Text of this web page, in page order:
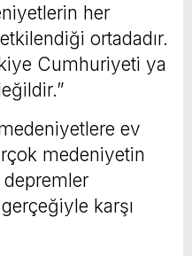
her
ortadadır.
Cumhuriyeti ya
ev
medeniyetin
depremler
karşı